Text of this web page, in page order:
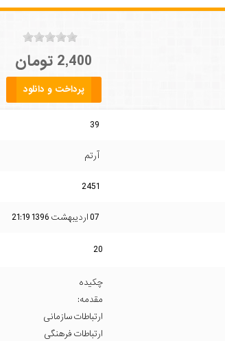
2,400 تومان
پرداخت و دانلود
39
آرتم
2451
07 ارديبهشت 1396 21:19
20
چکیده
مقدمه:
ارتباطات سازمانی
ارتباطات فرهنگی